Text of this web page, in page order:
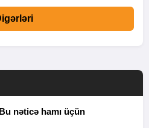
nəticə hamı üçün